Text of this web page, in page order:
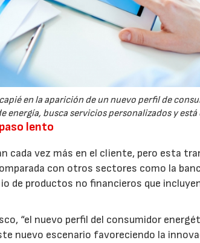
en la aparición de un nuevo perfil de
energía, busca servicios personalizados y
lento
cada vez más en el cliente, pero esta
con otros sectores como la
de productos no financieros que
“el nuevo perfil del consumidor
nuevo escenario favoreciendo la